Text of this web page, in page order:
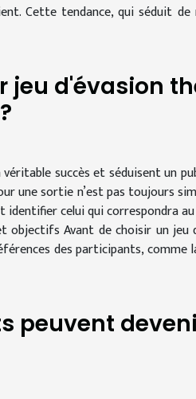
Cette tendance, qui séduit de
jeu d'évasion
succès et séduisent un
une sortie n’est pas toujours
celui qui correspondra
Avant de choisir un jeu
des participants, comme
peuvent